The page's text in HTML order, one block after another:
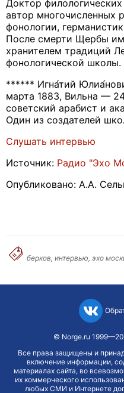
Доктор
автор многочисленных
фонологии,
После смерти Щербы
хранителем традиций
фонологической школы.
****** Игна́тий
марта 1883, Вильна —
советский арабист и
Один из создателей
Слушать интервью
Источник: Радио "Эхо
Опубликовано: А.А.
берков, интервью, эхо
© Norge.ru
Все права защищены и
включение информации,
материалах сайта, во
их коммерческого
любых СМИ и Интернете